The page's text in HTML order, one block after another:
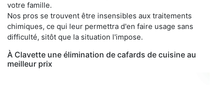
votre famille.
Nos pros se trouvent être insensibles aux traitements
chimiques, ce qui leur permettra d'en faire usage sans
difficulté, sitôt que la situation l'impose.
À Clavette une élimination de cafards de cuisine au
meilleur prix